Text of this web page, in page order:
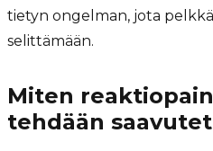
tietyn ongelman, jota
selittämään.
Miten
tehdään